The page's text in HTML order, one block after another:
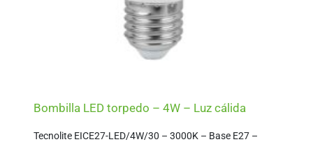
Bombilla LED torpedo – 4W – Luz cálida
Tecnolite EICE27-LED/4W/30 – 3000K – Base E27 –